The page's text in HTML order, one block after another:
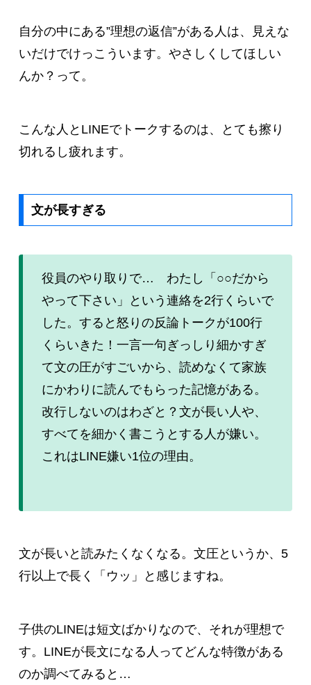
自分の中にある”理想の返信”がある人は、見えな
いだけでけっこういます。やさしくしてほしい
んか？って。
こんな人とLINEでトークするのは、とても擦り
切れるし疲れます。
文が長すぎる
役員のやり取りで… わたし「○○だから
やって下さい」という連絡を2行くらいで
した。すると怒りの反論トークが100行
くらいきた！一言一句ぎっしり細かすぎ
て文の圧がすごいから、読めなくて家族
にかわりに読んでもらった記憶がある。
改行しないのはわざと？文が長い人や、
すべてを細かく書こうとする人が嫌い。
これはLINE嫌い1位の理由。
文が長いと読みたくなくなる。文圧というか、5
行以上で長く「ウッ」と感じますね。
子供のLINEは短文ばかりなので、それが理想で
す。LINEが長文になる人ってどんな特徴がある
のか調べてみると…